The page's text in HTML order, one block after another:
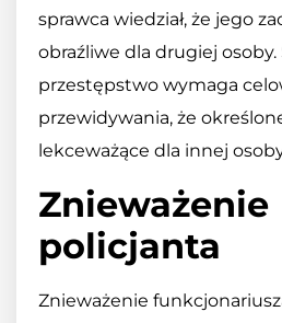
sprawca wiedział, że jego
obraźliwe dla drugiej osoby.
przestępstwo wymaga
przewidywania, że
lekceważące dla innej
Znieważenie
policjanta
Znieważenie